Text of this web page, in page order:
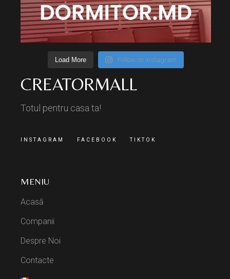
Load More Follow on Instagram
CREATORMALL
Totul pentru casa ta!
INSTAGRAM FACEBOOK TIKTOK
MENIU
Acasă
Companii
Despre Noi
Contacte